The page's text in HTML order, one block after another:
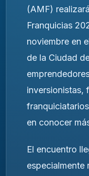
(AMF)
Franquicias
noviembre en
de la Ciudad
inversionistas,
en conocer
El encuentro
especialmente